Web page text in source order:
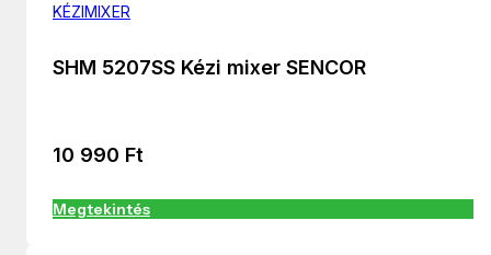
KÉZIMIXER
SHM 5207SS Kézi mixer SENCOR
10 990 Ft
Megtekintés